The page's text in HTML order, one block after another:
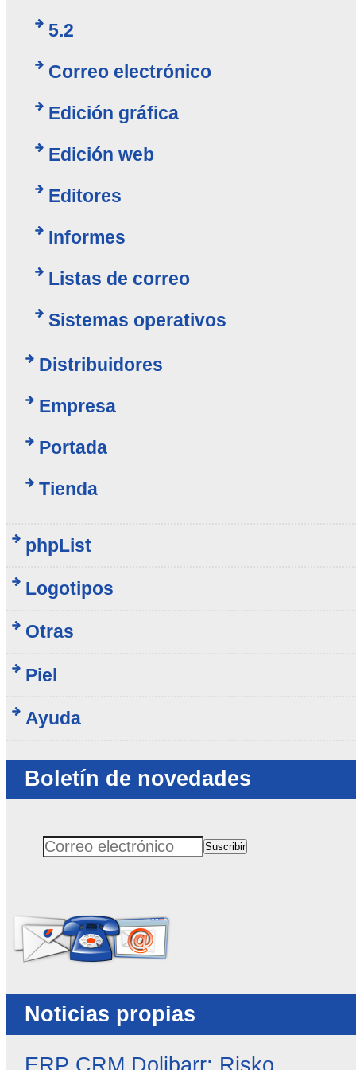
5.2
Correo electrónico
Edición gráfica
Edición web
Editores
Informes
Listas de correo
Sistemas operativos
Distribuidores
Empresa
Portada
Tienda
phpList
Logotipos
Otras
Piel
Ayuda
Boletín de novedades
Correo electrónicoSuscribir
Noticias propias
ERP CRM Dolibarr: Risko